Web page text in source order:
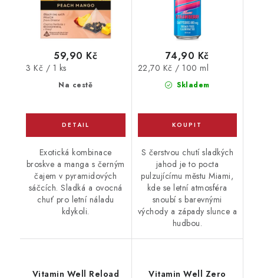
Na cestě
59,90 Kč
Měrná
3 Kč / 1 ks
Exotická kombinace
broskve a manga s černým
čajem v pyramidových
sáčcích. Sladká a ovocná
chuť pro letní náladu
kdykoli.
Skladem
74,90 Kč
Měrná
22,70 Kč / 100 ml
S čerstvou chutí sladkých
jahod je to pocta
pulzujícímu městu Miami,
kde se letní atmosféra
snoubí s barevnými
východy a západy slunce a
hudbou.
Vitamin Well Reload Vitamin Well Zero